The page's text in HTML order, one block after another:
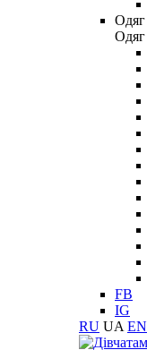
Одяг
Одяг
FB
IG
RU UA EN